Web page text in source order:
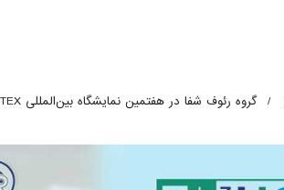
گروه رئوف شفا در هفتمین نمایشگاه بین‌المللی HOSPITEX، آذر ماه ۱۴۰۱